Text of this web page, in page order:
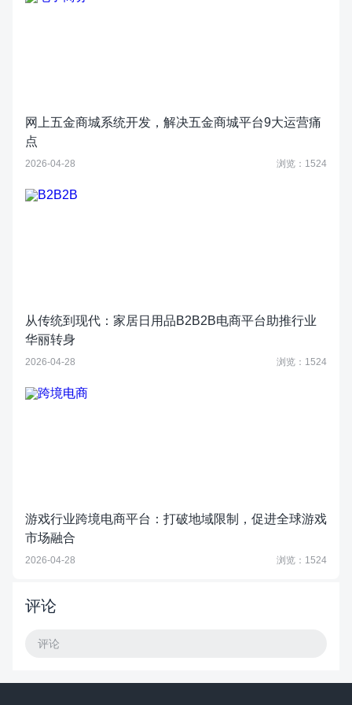
网上五金商城系统开发，解决五金商城平台9大运营痛
点
2026-04-28 浏览：1524
从传统到现代：家居日用品B2B2B电商平台助推行业
华丽转身
2026-04-28 浏览：1524
游戏行业跨境电商平台：打破地域限制，促进全球游戏
市场融合
2026-04-28 浏览：1524
评论
评论